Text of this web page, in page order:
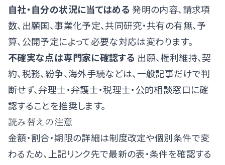
自社・自分の状況に当てはめる 発明の内容、請求項
数、出願国、事業化予定、共同研究・共有の有無、予
算、公開予定によって必要な対応は変わります。
不確実な点は専門家に確認する 出願、権利維持、契
約、税務、紛争、海外手続などは、一般記事だけで判
断せず、弁理士・弁護士・税理士・公的相談窓口に確
認することを推奨します。
読み替えの注意
金額・割合・期限の詳細は制度改定や個別条件で変
わるため、上記リンク先で最新の表・条件を確認する